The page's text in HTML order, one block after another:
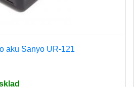
aku Sanyo UR-121